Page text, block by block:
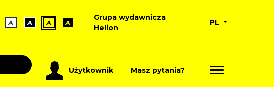
A A A A
Grupa wydawnicza
Helion
PL
Użytkownik Masz pytania?